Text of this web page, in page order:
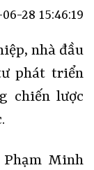
28 15:46:19
nhà đầu
phát triển
chiến lược
Minh